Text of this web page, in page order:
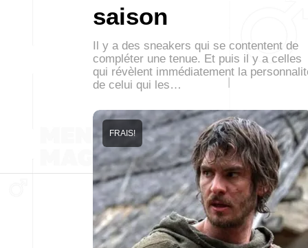
saison
Il y a des sneakers qui se contentent de
compléter une tenue. Et puis il y a celles
qui révèlent immédiatement la
de celui qui les…
FRAIS!